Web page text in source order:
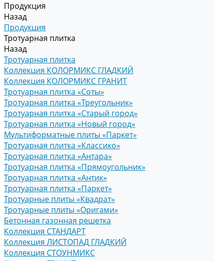
Продукция
Назад
Продукция
Тротуарная плитка
Назад
Тротуарная плитка
Коллекция КОЛОРМИКС ГЛАДКИЙ
Коллекция КОЛОРМИКС ГРАНИТ
Тротуарная плитка «Соты»
Тротуарная плитка «Треугольник»
Тротуарная плитка «Старый город»
Тротуарная плитка «Новый город»
Мультиформатные плиты «Паркет»
Тротуарная плитка «Классико»
Тротуарная плитка «Антара»
Тротуарная плитка «Прямоугольник»
Тротуарная плитка «Антик»
Тротуарная плитка «Паркет»
Тротуарные плиты «Квадрат»
Тротуарные плиты «Оригами»
Бетонная газонная решетка
Коллекция СТАНДАРТ
Коллекция ЛИСТОПАД ГЛАДКИЙ
Коллекция СТОУНМИКС